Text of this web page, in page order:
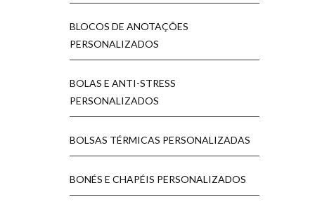
BLOCOS DE ANOTAÇÕES
PERSONALIZADOS
BOLAS E ANTI-STRESS
PERSONALIZADOS
BOLSAS TÉRMICAS PERSONALIZADAS
BONÉS E CHAPÉIS PERSONALIZADOS